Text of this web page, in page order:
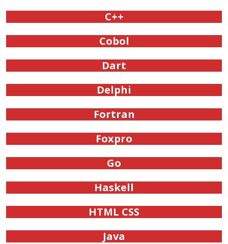
C++
Cobol
Dart
Delphi
Fortran
Foxpro
Go
Haskell
HTML CSS
Java